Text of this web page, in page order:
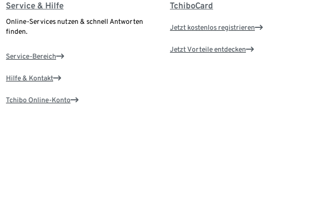
Service & Hilfe
Online-Services nutzen & schnell Antworten
finden.
Service-Bereich
Hilfe & Kontakt
Tchibo Online-Konto
TchiboCard
Jetzt kostenlos registrieren
Jetzt Vorteile entdecken